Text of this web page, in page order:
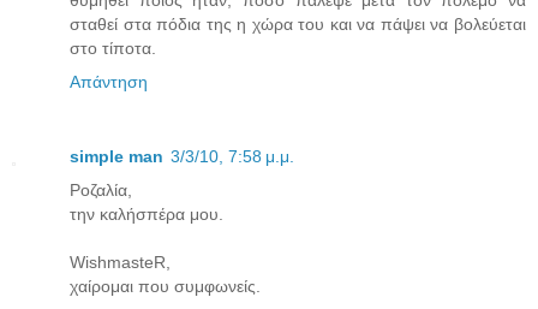
σταθεί στα πόδια της η χώρα του και να πάψει να βολεύεται
στο τίποτα.
Απάντηση
simple man 3/3/10, 7:58 μ.μ.
Ροζαλία,
την καλήσπέρα μου.
WishmasteR,
χαίρομαι που συμφωνείς.